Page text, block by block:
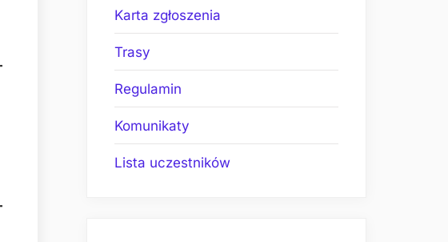
Karta zgłoszenia
Trasy
Regulamin
Komunikaty
Lista uczestników